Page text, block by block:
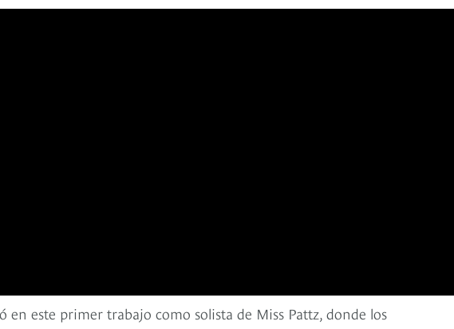
en este primer trabajo como solista de Miss Pattz, donde los